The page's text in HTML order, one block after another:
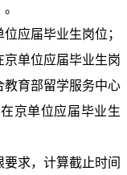
应届毕业生岗位；
单位应届毕业生岗
育部留学服务中心
京单位应届毕业生
求，计算截止时间